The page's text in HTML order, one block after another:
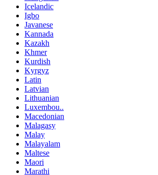
Icelandic
Igbo
Javanese
Kannada
Kazakh
Khmer
Kurdish
Kyrgyz
Latin
Latvian
Lithuanian
Luxembou..
Macedonian
Malagasy
Malay
Malayalam
Maltese
Maori
Marathi